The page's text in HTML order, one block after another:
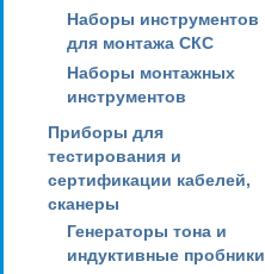
Наборы инструментов
для монтажа СКС
Наборы монтажных
инструментов
Приборы для
тестирования и
сертификации кабелей,
сканеры
Генераторы тона и
индуктивные пробники